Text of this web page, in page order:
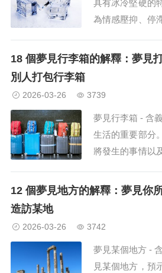
具有冰冷堅硬的
為情感壓抑、停
感，或是某種冷
18 個夢見行李箱的解釋：夢見
別人打包行李箱
2026-03-26 3739
夢見行李箱 - 含
生活的重要部分
將發生的事情以
你走向明智的道
12 個夢見地方的解釋：夢見你
造訪某地
2026-03-26 3742
夢見某個地方 -
見某個地方，預